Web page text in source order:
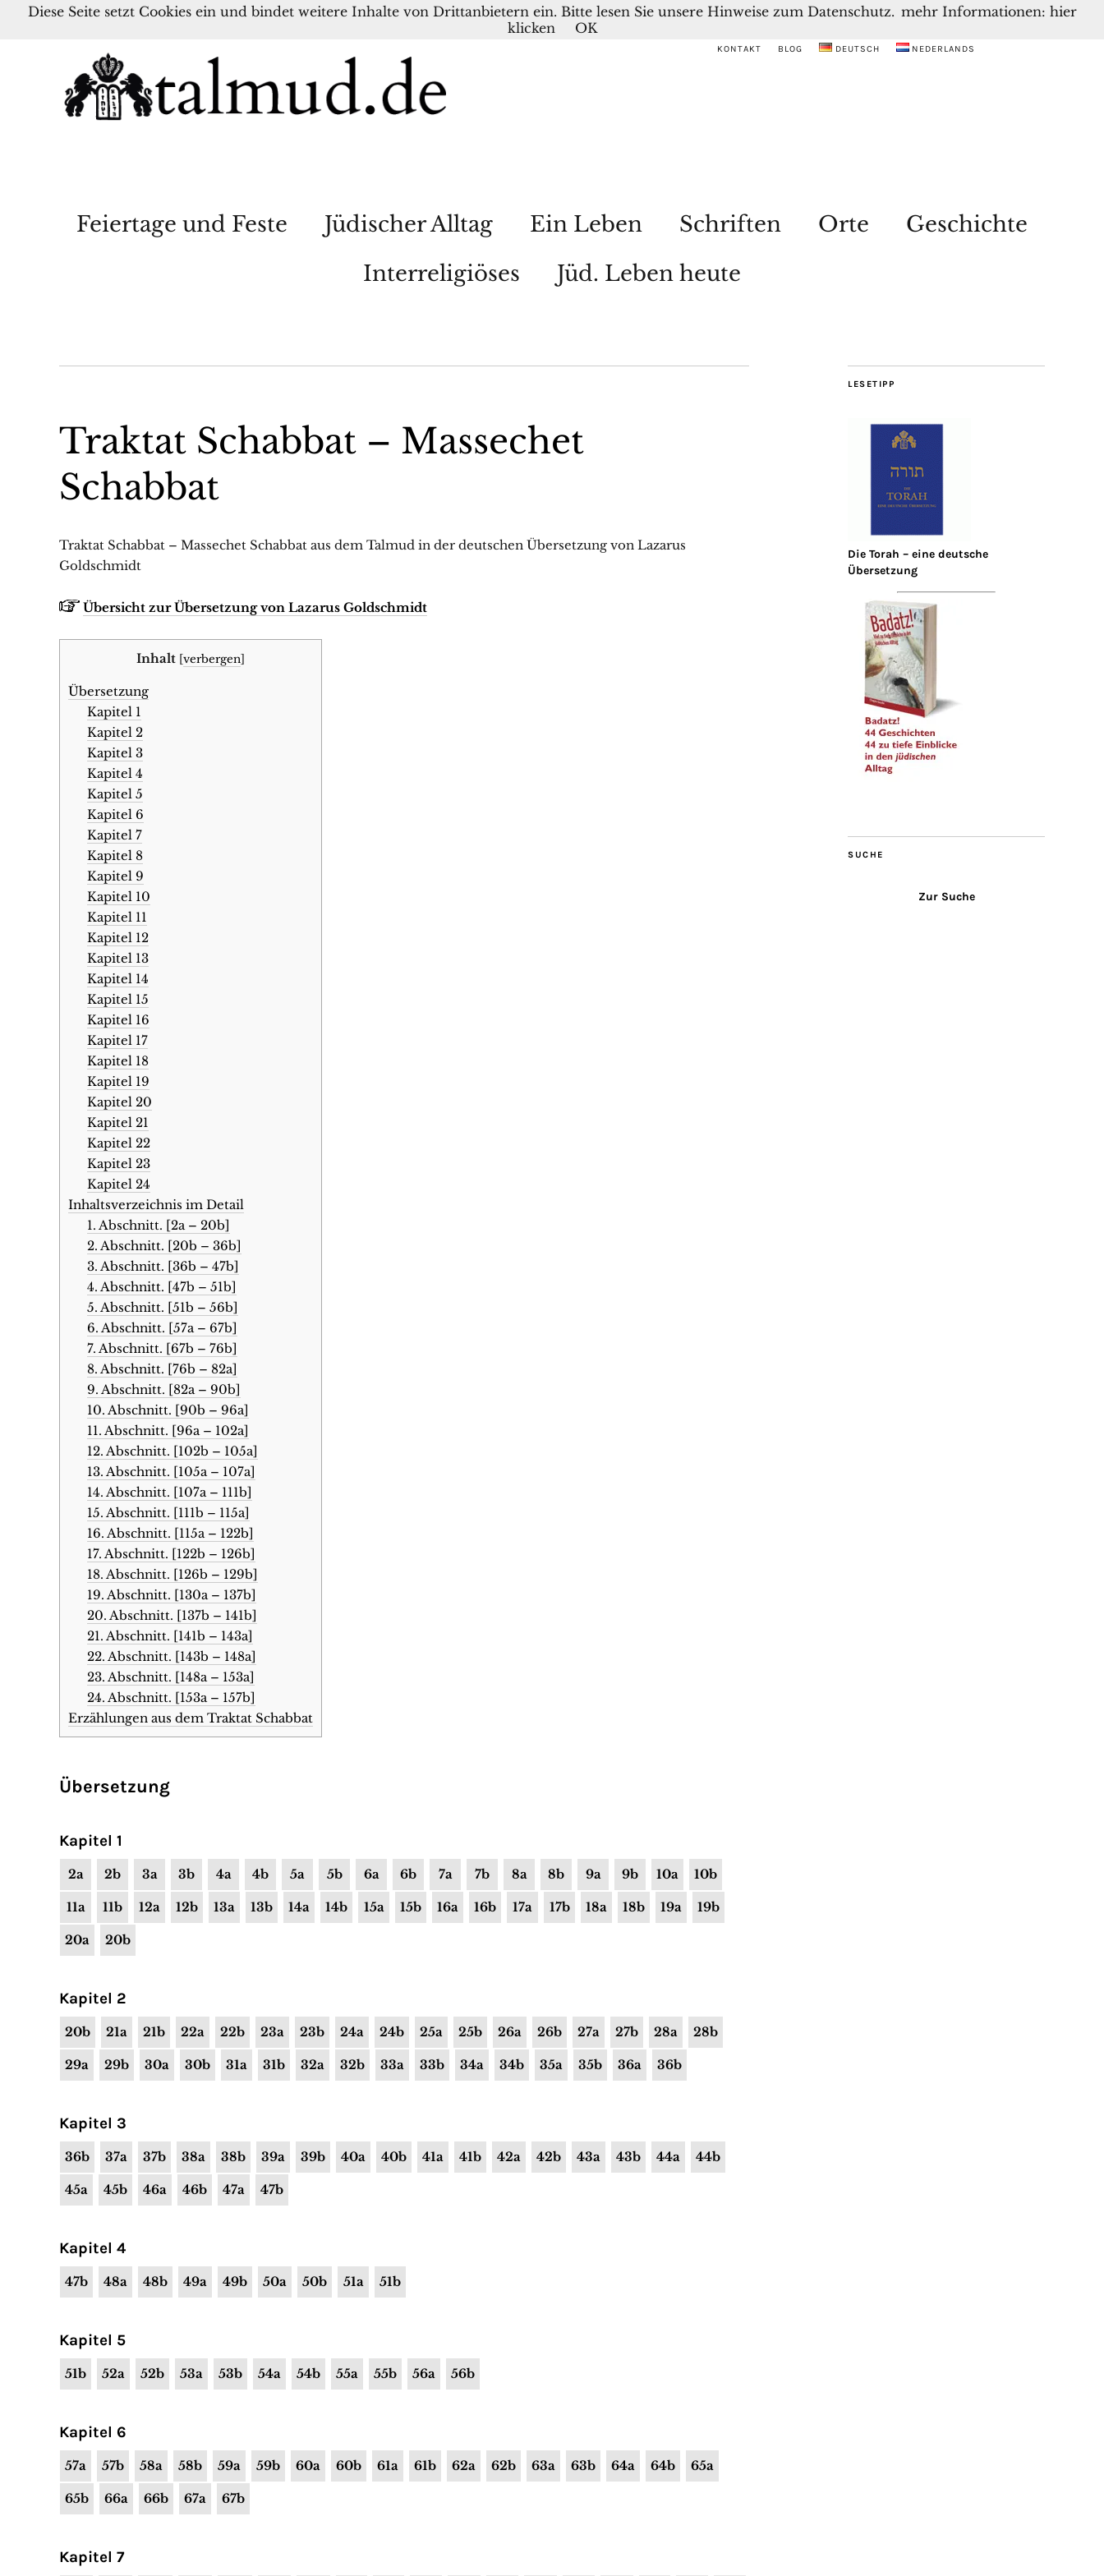
KONTAKT BLOG DEUTSCH NEDERLANDS
Feiertage und Feste Jüdischer Alltag Ein Leben Schriften Orte
Geschichte
Interreligiöses
Jüd. Leben heute
Traktat Schabbat – Massechet
Schabbat
Traktat Schabbat – Massechet Schabbat aus dem Talmud in der deutschen Übersetzung von Lazarus
Goldschmidt
Übersicht zur Übersetzung von Lazarus Goldschmidt
Inhalt [verbergen]
Übersetzung
Kapitel 1
Kapitel 2
Kapitel 3
Kapitel 4
Kapitel 5
Kapitel 6
Kapitel 7
Kapitel 8
Kapitel 9
Kapitel 10
Kapitel 11
Kapitel 12
Kapitel 13
Kapitel 14
Kapitel 15
Kapitel 16
Kapitel 17
Kapitel 18
Kapitel 19
Kapitel 20
Kapitel 21
Kapitel 22
Kapitel 23
Kapitel 24
Inhaltsverzeichnis im Detail
1. Abschnitt. [2a – 20b]
2. Abschnitt. [20b – 36b]
3. Abschnitt. [36b – 47b]
4. Abschnitt. [47b – 51b]
5. Abschnitt. [51b – 56b]
6. Abschnitt. [57a – 67b]
7. Abschnitt. [67b – 76b]
8. Abschnitt. [76b – 82a]
9. Abschnitt. [82a – 90b]
10. Abschnitt. [90b – 96a]
11. Abschnitt. [96a – 102a]
12. Abschnitt. [102b – 105a]
13. Abschnitt. [105a – 107a]
14. Abschnitt. [107a – 111b]
15. Abschnitt. [111b – 115a]
16. Abschnitt. [115a – 122b]
17. Abschnitt. [122b – 126b]
18. Abschnitt. [126b – 129b]
19. Abschnitt. [130a – 137b]
20. Abschnitt. [137b – 141b]
21. Abschnitt. [141b – 143a]
22. Abschnitt. [143b – 148a]
23. Abschnitt. [148a – 153a]
24. Abschnitt. [153a – 157b]
Erzählungen aus dem Traktat Schabbat
Übersetzung
Kapitel 1
2a 2b 3a 3b 4a 4b 5a 5b 6a 6b 7a 7b 8a 8b 9a 9b 10a 10b
11a 11b 12a 12b 13a 13b 14a 14b 15a 15b 16a 16b 17a 17b 18a 18b 19a 19b
20a 20b
Kapitel 2
20b 21a 21b 22a 22b 23a 23b 24a 24b 25a 25b 26a 26b 27a 27b 28a 28b
29a 29b 30a 30b 31a 31b 32a 32b 33a 33b 34a 34b 35a 35b 36a 36b
Kapitel 3
36b 37a 37b 38a 38b 39a 39b 40a 40b 41a 41b 42a 42b 43a 43b 44a 44b
45a 45b 46a 46b 47a 47b
Kapitel 4
47b 48a 48b 49a 49b 50a 50b 51a 51b
Kapitel 5
51b 52a 52b 53a 53b 54a 54b 55a 55b 56a 56b
Kapitel 6
57a 57b 58a 58b 59a 59b 60a 60b 61a 61b 62a 62b 63a 63b 64a 64b 65a
65b 66a 66b 67a 67b
Kapitel 7
LESETIPP
Die Torah – eine deutsche
Übersetzung
SUCHE
Zur Suche
Diese Seite setzt Cookies ein und bindet weitere Inhalte von Drittanbietern ein. Bitte lesen Sie unsere Hinweise zum Datenschutz. mehr Informationen: hier
klicken
OK